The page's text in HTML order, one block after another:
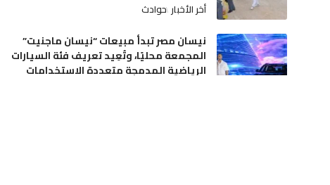
أخر الأخبار حوادث
نيسان مصر تبدأ مبيعات “نيسان ماجنيت”
المجمعة محليًا، وتُعِيد تعريف فئة السيارات
الرياضية المدمجة متعددة الاستخدامات